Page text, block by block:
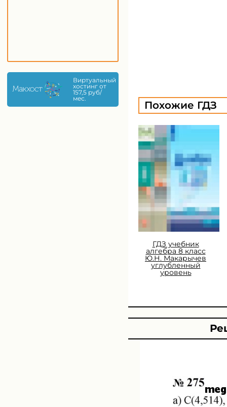
Виртуальный
хостинг от
157,5 руб/
мес.
Похожие ГДЗ
ГДЗ учебник
алгебра 8 класс
Ю.Н. Макарычев
углубленный
уровень